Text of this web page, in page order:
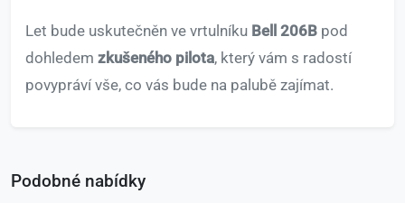
Let bude uskutečněn ve vrtulníku Bell 206B pod
dohledem zkušeného pilota, který vám s radostí
povypráví vše, co vás bude na palubě zajímat.
Podobné nabídky